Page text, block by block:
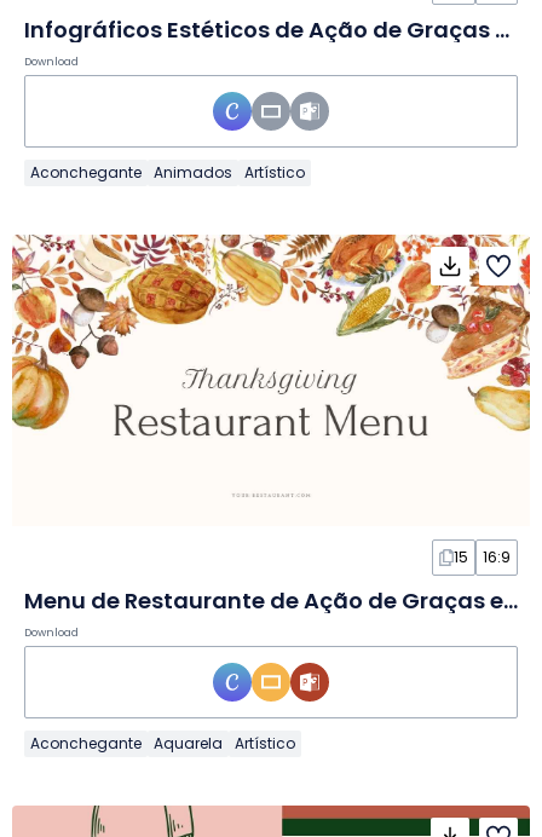
Infográficos Estéticos de Ação de Graças em Slides
Download
Aconchegante Animados Artístico
15 16:9
Menu de Restaurante de Ação de Graças em Aquarela em Slides
Download
Aconchegante Aquarela Artístico